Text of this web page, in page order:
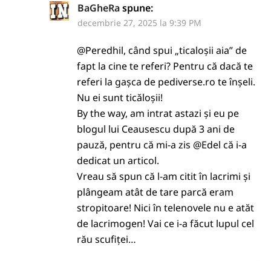
BaGheRa spune:
decembrie 27, 2025 la 9:39 PM
@Peredhil, când spui „ticaloșii aia” de
fapt la cine te referi? Pentru că dacă te
referi la gașca de pediverse.ro te înșeli.
Nu ei sunt ticăloșii!
By the way, am intrat astazi și eu pe
blogul lui Ceausescu după 3 ani de
pauză, pentru că mi-a zis @Edel că i-a
dedicat un articol.
Vreau să spun că l-am citit în lacrimi și
plângeam atât de tare parcă eram
stropitoare! Nici în telenovele nu e atăt
de lacrimogen! Vai ce i-a făcut lupul cel
rău scufiței…